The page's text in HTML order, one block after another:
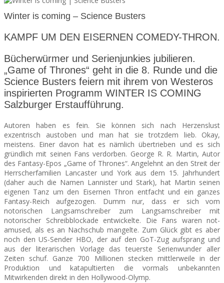
FROM
THE
CHEAP
SEATS
Winter is coming – Science Busters
KAMPF UM DEN EISERNEN COMEDY-THRON.
Bücherwürmer und Serienjunkies jubilieren.
„Game of Thrones“ geht in die 8. Runde und die
Science Busters feiern mit ihrem von Westeros
inspirierten Programm WINTER IS COMING
Salzburger Erstaufführung.
Autoren haben es fein. Sie können sich nach Herzenslust
exzentrisch austoben und man hat sie trotzdem lieb. Okay,
meistens. Einer davon hat es nämlich übertrieben und es sich
gründlich mit seinen Fans verdorben. George R. R. Martin, Autor
des Fantasy-Epos „Game of Thrones“. Angelehnt an den Streit der
Herrscherfamilien Lancaster und York aus dem 15. Jahrhundert
(daher auch die Namen Lannister und Stark), hat Martin seinen
eigenen Tanz um den Eisernen Thron entfacht und ein ganzes
Fantasy-Reich aufgezogen. Dumm nur, dass er sich vom
notorischen Langsamschreiber zum Langsamschreiber mit
notorischer Schreibblockade entwickelte. Die Fans waren not-
amused, als es an Nachschub mangelte. Zum Glück gibt es aber
noch den US-Sender HBO, der auf den GoT-Zug aufsprang und
aus der literarischen Vorlage das teuerste Serienwunder aller
Zeiten schuf. Ganze 700 Millionen stecken mittlerweile in der
Produktion und katapultierten die vormals unbekannten
Mitwirkenden direkt in den Hollywood-Olymp.